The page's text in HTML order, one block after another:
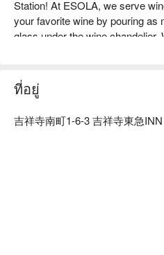
Station! At ESOLA, we serve
your favorite wine by pouring as
glass under the wine
support you in planning the best
about drinks, food, time, and
※ This translation includes
ที่อยู่
吉祥寺南町1-6-3 吉祥寺東急